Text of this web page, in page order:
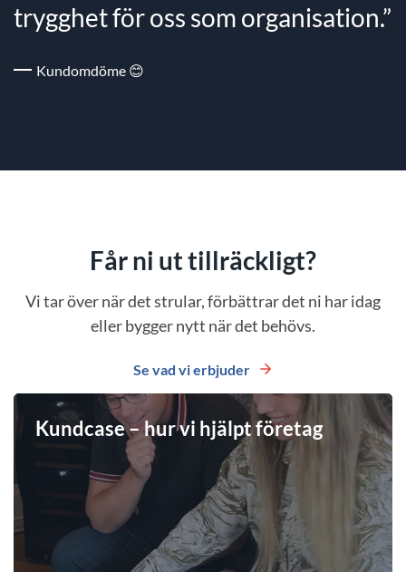
trygghet för oss som organisation.”
Kundomdöme 😊
Får ni ut tillräckligt?
Vi tar över när det strular, förbättrar det ni har idag
eller bygger nytt när det behövs.
Se vad vi erbjuder
Kundcase – hur vi hjälpt företag